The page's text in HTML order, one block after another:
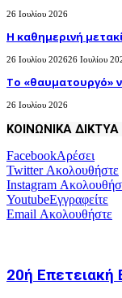
26 Ιουλίου 2026
H καθημερινή
26 Ιουλίου 202626 Ιουλίου
Το «θαυματουργό»
26 Ιουλίου 2026
ΚΟΙΝΩΝΙΚΑ ΔΙΚΤΥΑ
FacebookΑρέσει
TwitterΑκολουθήστε
Instagram
YoutubeΕγγραφείτε
Email Ακολουθήστε
20ή